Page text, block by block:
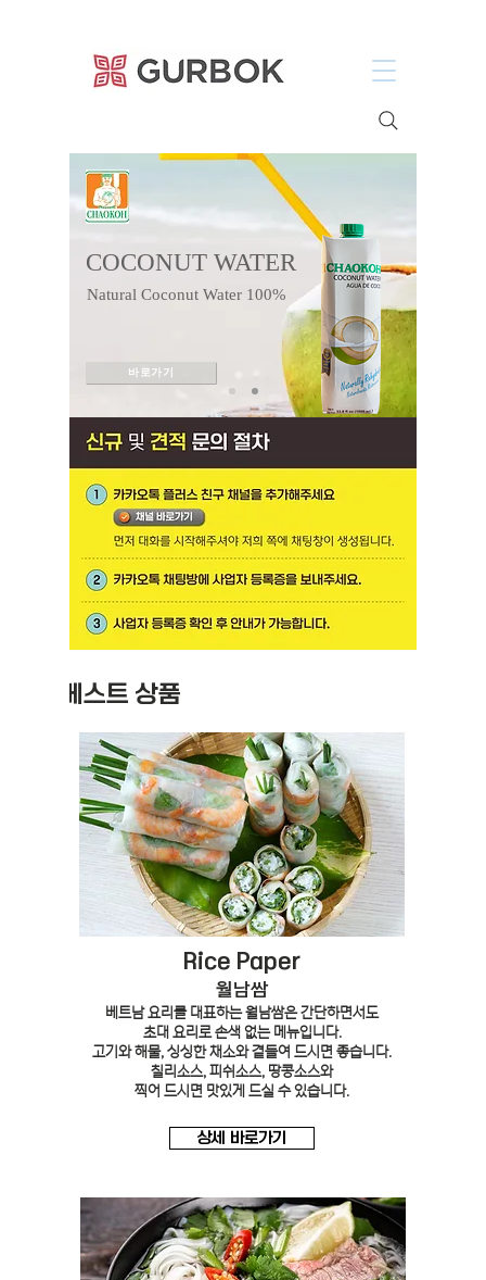
거복푸드
COCONUT WATER
Natural Coconut Water 100%
바로가기
베스트 상품
Rice Paper
​월남쌈
베트남 요리를 대표하는 월남쌈은 간단하면서도
초대 요리로 손색 없는 메뉴입니다.
고기와 해물, 싱싱한 채소와 곁들여 드시면 좋습니다.
칠리소스, 피쉬소스, 땅콩소스와
찍어 드시면 맛있게 드실 수 있습니다.
상세 바로가기